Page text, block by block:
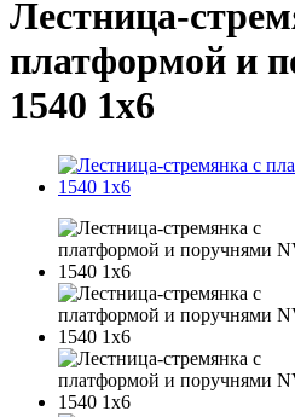
Лестница-
платформой и
1540 1х6